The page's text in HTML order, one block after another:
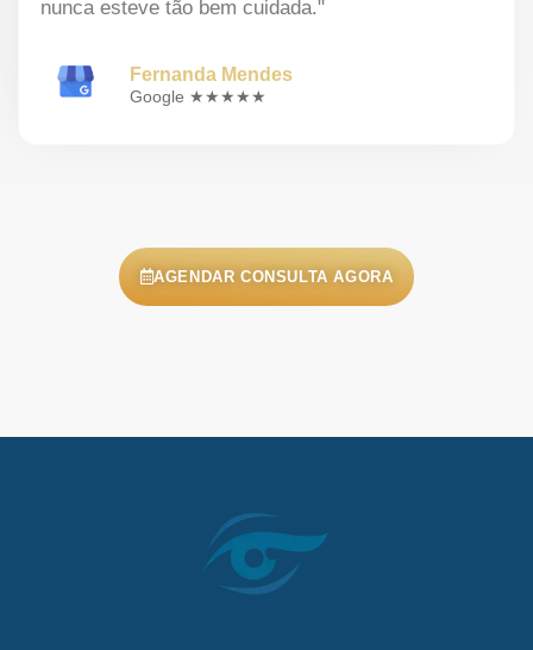
nunca esteve tão bem cuidada."
Fernanda Mendes
Google ★★★★★